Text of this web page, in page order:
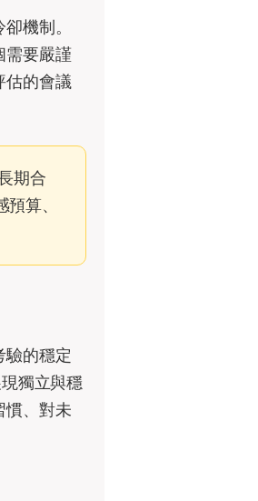
機制。
需要嚴謹
估的會議
期合
算、
驗的穩定
獨立與穩
慣、對未